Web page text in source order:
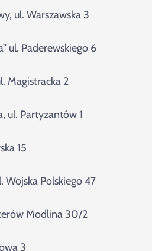
ul. Warszawska 3
ul. Paderewskiego 6
Magistracka 2
ul. Partyzantów 1
15
Wojska Polskiego 47
Modlina 30/2
3